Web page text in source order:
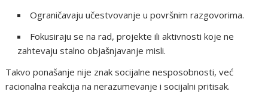
Ograničavaju učestvovanje u površnim razgovorima.
Fokusiraju se na rad, projekte ili aktivnosti koje ne
zahtevaju stalno objašnjavanje misli.
Takvo ponašanje nije znak socijalne nesposobnosti, već
racionalna reakcija na nerazumevanje i socijalni pritisak.